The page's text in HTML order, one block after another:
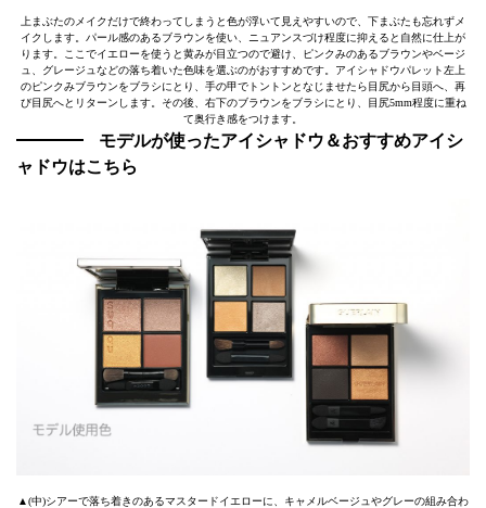
上まぶたのメイクだけで終わってしまうと色が浮いて見えやすいので、下まぶたも忘れずメ
イクします。パール感のあるブラウンを使い、ニュアンスづけ程度に抑えると自然に仕上が
ります。ここでイエローを使うと黄みが目立つので避け、ピンクみのあるブラウンやベージ
ュ、グレージュなどの落ち着いた色味を選ぶのがおすすめです。アイシャドウパレット左上
のピンクみブラウンをブラシにとり、手の甲でトントンとなじませたら目尻から目頭へ、再
び目尻へとリターンします。その後、右下のブラウンをブラシにとり、目尻5mm程度に重ね
て奥行き感をつけます。
モデルが使ったアイシャドウ＆おすすめアイシ
ャドウはこちら
▲(中)シアーで落ち着きのあるマスタードイエローに、キャメルベージュやグレーの組み合わ